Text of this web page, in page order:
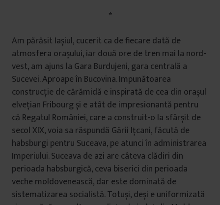
*
Am părăsit Iașiul, cucerit ca de fiecare dată de
atmosfera orașului, iar două ore de tren mai la nord-
vest, am ajuns la Gara Burdujeni, gara centrală a
Sucevei. Aproape în Bucovina. Impunătoarea
construcție de cărămidă e inspirată de cea din orașul
elvețian Fribourg și e atât de impresionantă pentru
că Regatul României, care a construit-o la sfârșit de
secol XIX, voia sa răspundă Gării Ițcani, făcută de
habsburgi pentru Suceava, pe atunci în administrarea
Imperiului. Suceava de azi are câteva clădiri din
perioada habsburgică, ceva biserici din perioada
veche moldovenească, dar este dominată de
sistematizarea socialistă. Totuși, deși e uniformizată